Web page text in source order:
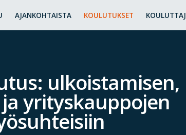
AJANKOHTAISTA KOULUTUKSET
ulkoistamisen,
yrityskauppojen